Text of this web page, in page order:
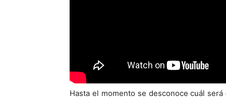
Hasta el momento se desconoce cuál